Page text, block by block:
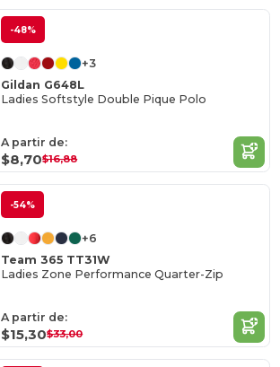
-48%
+3
Gildan G648L
Ladies Softstyle Double Pique Polo
A partir de:
$8,70$16,88
-54%
+6
Team 365 TT31W
Ladies Zone Performance Quarter-Zip
A partir de:
$15,30$33,00